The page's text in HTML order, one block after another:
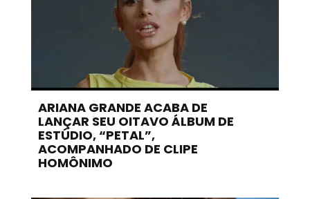
ARIANA GRANDE ACABA DE
LANÇAR SEU OITAVO ÁLBUM DE
ESTÚDIO, “PETAL”,
ACOMPANHADO DE CLIPE
HOMÔNIMO